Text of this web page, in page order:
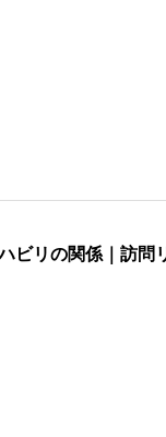
ビリの関係｜訪問